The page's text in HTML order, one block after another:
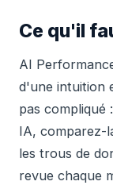
Ce qu'il
AI
d'une intuition
pas compliqué
IA, comparez-
les trous de
revue chaque